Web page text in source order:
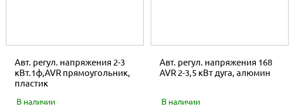
Авт. регул. напряжения 2-3
кВт.1ф,AVR прямоугольник,
пластик
В наличии
Авт. регул. напряжения 168
AVR 2-3,5 кВт дуга, алюмин
В наличии